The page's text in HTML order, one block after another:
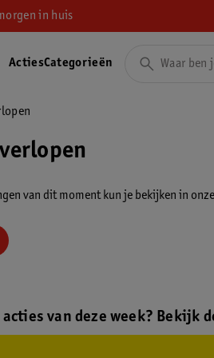
in huis
ActiesCategorieën
van dit moment kun je bekijken in
van deze week? Bekijk